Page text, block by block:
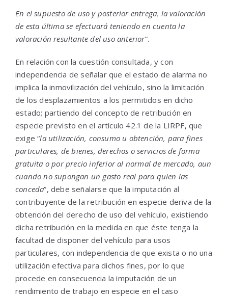
En el supuesto de uso y posterior entrega, la valoración
de esta última se efectuará teniendo en cuenta la
valoración resultante del uso anterior”.
En relación con la cuestión consultada, y con
independencia de señalar que el estado de alarma no
implica la inmovilización del vehículo, sino la limitación
de los desplazamientos a los permitidos en dicho
estado; partiendo del concepto de retribución en
especie previsto en el artículo 42.1 de la LIRPF, que
exige “la utilización, consumo u obtención, para fines
particulares, de bienes, derechos o servicios de forma
gratuita o por precio inferior al normal de mercado, aun
cuando no supongan un gasto real para quien las
conceda”, debe señalarse que la imputación al
contribuyente de la retribución en especie deriva de la
obtención del derecho de uso del vehículo, existiendo
dicha retribución en la medida en que éste tenga la
facultad de disponer del vehículo para usos
particulares, con independencia de que exista o no una
utilización efectiva para dichos fines, por lo que
procede en consecuencia la imputación de un
rendimiento de trabajo en especie en el caso